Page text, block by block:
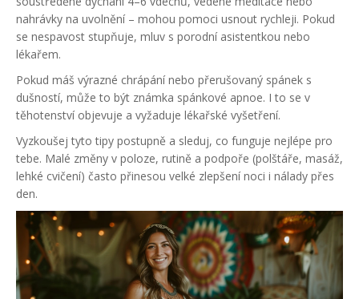
nahrávky na uvolnění – mohou pomoci usnout rychleji. Pokud
se nespavost stupňuje, mluv s porodní asistentkou nebo
lékařem.
Pokud máš výrazné chrápání nebo přerušovaný spánek s
dušností, může to být známka spánkové apnoe. I to se v
těhotenství objevuje a vyžaduje lékařské vyšetření.
Vyzkoušej tyto tipy postupně a sleduj, co funguje nejlépe pro
tebe. Malé změny v poloze, rutině a podpoře (polštáře, masáž,
lehké cvičení) často přinesou velké zlepšení noci i nálady přes
den.